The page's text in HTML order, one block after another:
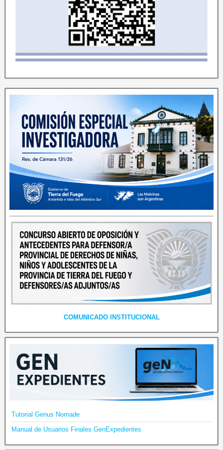
COMUNICADO INSTITUCIONAL
Tutorial Genus Nomade
Manual de Usuarios Finales GenExpedientes